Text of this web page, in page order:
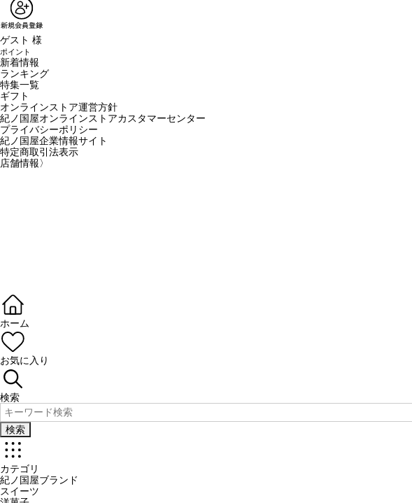
ゲスト 様
ポイント
新着情報
ランキング
特集一覧
ギフト
オンラインストア運営方針
紀ノ国屋オンラインストアカスタマーセンター
プライバシーポリシー
紀ノ国屋企業情報サイト
特定商取引法表示
店舗情報〉
ホーム
お気に入り
検索
検索
カテゴリ
紀ノ国屋ブランド
スイーツ